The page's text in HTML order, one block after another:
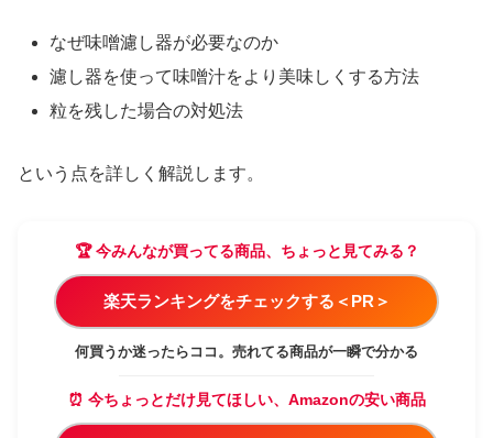
なぜ味噌濾し器が必要なのか
濾し器を使って味噌汁をより美味しくする方法
粒を残した場合の対処法
という点を詳しく解説します。
🏆 今みんなが買ってる商品、ちょっと見てみる？
楽天ランキングをチェックする＜PR＞
何買うか迷ったらココ。売れてる商品が一瞬で分かる
⏰ 今ちょっとだけ見てほしい、Amazonの安い商品